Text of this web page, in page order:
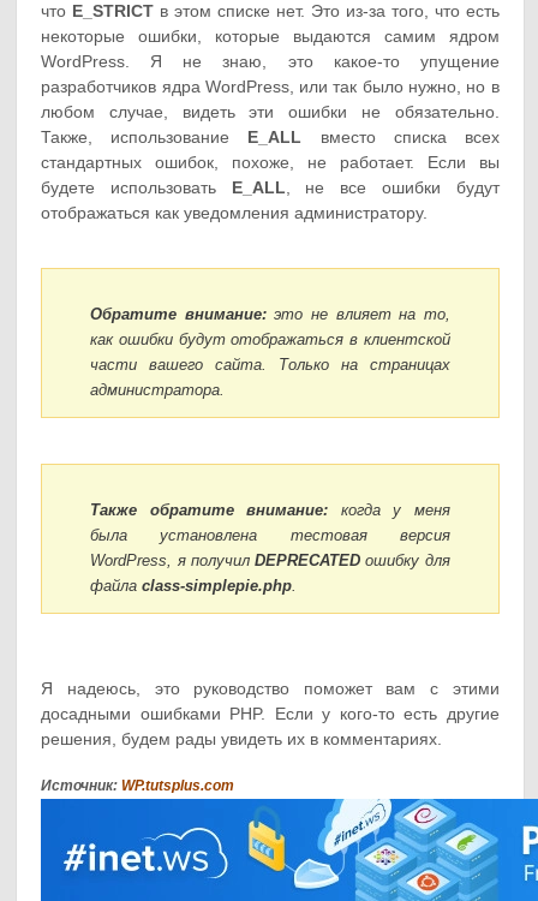
что E_STRICT в этом списке нет. Это из-за того, что есть
некоторые ошибки, которые выдаются самим ядром
WordPress. Я не знаю, это какое-то упущение
разработчиков ядра WordPress, или так было нужно, но в
любом случае, видеть эти ошибки не обязательно.
Также, использование E_ALL вместо списка всех
стандартных ошибок, похоже, не работает. Если вы
будете использовать E_ALL , не все ошибки будут
отображаться как уведомления администратору.
Обратите внимание:это не влияет на то,
как ошибки будут отображаться в клиентской
части вашего сайта. Только на страницах
администратора.
Также обратите внимание: когда у меня
была установлена тестовая версия
WordPress, я получилDEPRECATED ошибку для
файлаclass-simplepie.php
Я надеюсь, это руководство поможет вам с этими
досадными ошибками PHP. Если у кого-то есть другие
решения, будем рады увидеть их в комментариях.
Источник:WP.tutsplus.com